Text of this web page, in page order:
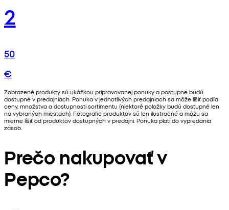
2
50
€
Zobrazené produkty sú ukážkou pripravovanej ponuky a postupne budú
dostupné v predajniach. Ponuka v jednotlivých predajniach sa môže líšiť podľa
ceny, množstva a dostupnosti sortimentu (niektoré položky budú dostupné len
na vybraných miestach). Fotografie produktov sú len ilustračné a môžu sa
mierne líšiť od produktov dostupných v predajni. Ponuka platí do vypredania
zásob.
Prečo nakupovať v
Pepco?